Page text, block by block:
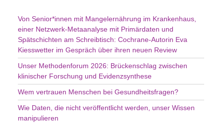
Von Senior*innen mit Mangelernährung im Krankenhaus,
einer Netzwerk-Metaanalyse mit Primärdaten und
Spätschichten am Schreibtisch: Cochrane-Autorin Eva
Kiesswetter im Gespräch über ihren neuen Review
Unser Methodenforum 2026: Brückenschlag zwischen
klinischer Forschung und Evidenzsynthese
Wem vertrauen Menschen bei Gesundheitsfragen?
Wie Daten, die nicht veröffentlicht werden, unser Wissen
manipulieren